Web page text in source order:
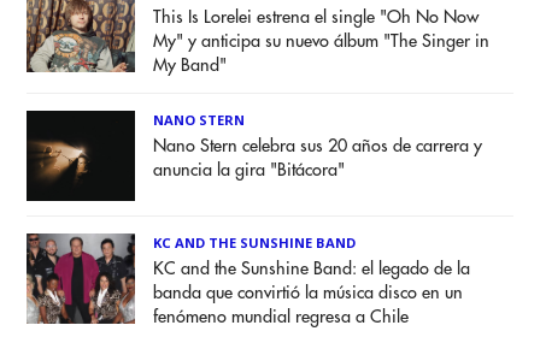
This Is Lorelei estrena el single "Oh No Now
My" y anticipa su nuevo álbum "The Singer in
My Band"
NANO STERN
Nano Stern celebra sus 20 años de carrera y
anuncia la gira "Bitácora"
KC AND THE SUNSHINE BAND
KC and the Sunshine Band: el legado de la
banda que convirtió la música disco en un
fenómeno mundial regresa a Chile